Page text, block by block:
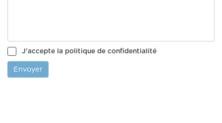
J'accepte la politique de confidentialité
Envoyer